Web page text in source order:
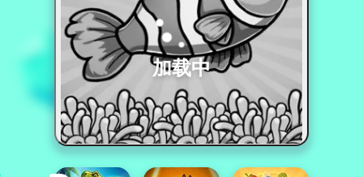
加载中